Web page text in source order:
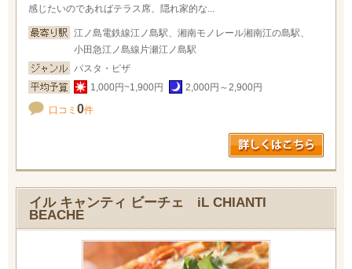
感じたいのであればテラス席、隠れ家的な...
江ノ島電鉄線江ノ島駅、湘南モノレール湘南江の島駅、
小田急江ノ島線片瀬江ノ島駅
パスタ・ピザ
1,000円~1,900円
2,000円～2,900円
口コミ 0件
イル キャンティ ビーチェ iL CHIANTI
BEACHE